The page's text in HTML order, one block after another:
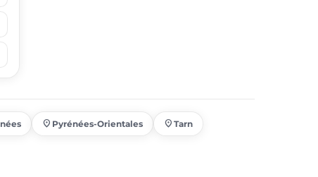
place Pyrénées-Orientales place Tarn